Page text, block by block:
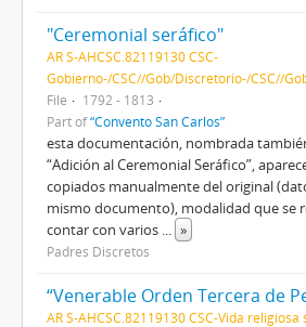
"Ceremonial seráfico"
AR S-AHCSC.82119130 CSC-
Gobierno-/CSC//Gob/Discretorio-/CSC//
File
1792 - 1813
Part of“Convento San Carlos”
esta documentación, nombrada
“Adición al Ceremonial Seráfico”,
copiados manualmente del original
mismo documento), modalidad que se
contar con varios ... »
Padres Discretos
“Venerable Orden Tercera de
AR S-AHCSC.82119130 CSC-Vida religiosa